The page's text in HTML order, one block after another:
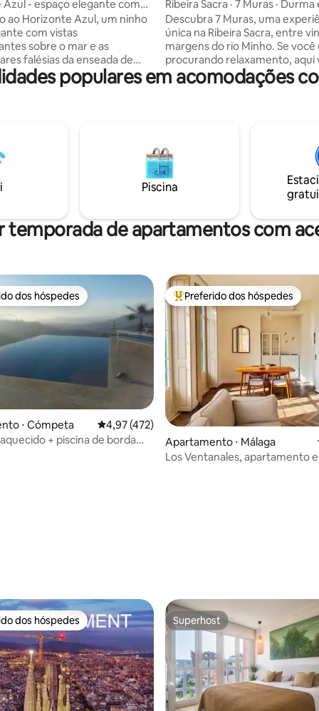
- espaço elegante com
para o mar
ao Horizonte Azul, um ninho
com vistas
sobre o mar e as
falésias da enseada de
em uma bela área
seus dois quartos elegantes
pia permitem que você
da manhã ou lanches frios.
Reserve uma aula particular
no local ou desfrute de
Aguardamos sua estadia!
Ribeira Sacra · 7 Muras ·
vinhedos
Descubra 7 Muras, uma
única na Ribeira Sacra, entre
margens do rio Minho. Se você
procurando relaxamento, aqui
encontrará silêncio, natureza e
tranquilidade. Você dormirá
borda infinita com vista.
do sol único e uma experiência
inesquecível no coração da
Excelente para uma viagem
poucos metros do Caminho de
@7_muras
populares em acomodações
Piscina
temporada de apartamentos com
de 5, 132 avaliações
preferidos dos hóspedes
dos hóspedes
⋅ Cómpeta 4,97 de uma avaliação média de 5, 472
4,97 (472)
+ piscina de borda
Entre os melhores preferidos
Preferido dos hóspedes
Apartamento ⋅ Málaga
Los Ventanales, apartamento
preferidos dos hóspedes
dos hóspedes Superhost
Superhost